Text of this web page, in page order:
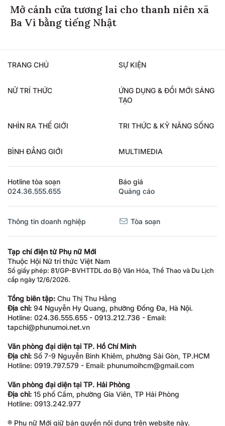
Mở cánh cửa tương lai cho thanh niên xã
Ba Vì bằng tiếng Nhật
TRANG CHỦ SỰ KIỆN
NỮ TRÍ THỨC
ỨNG DỤNG & ĐỔI MỚI SÁNG
TẠO
NHÌN RA THẾ GIỚI TRI THỨC & KỸ NĂNG SỐNG
BÌNH ĐẲNG GIỚI MULTIMEDIA
Hotline tòa soạn
024.36.555.655
Báo giá
Quảng cáo
Thông tin doanh nghiệp Tòa soạn
Tạp chí điện tử Phụ nữ Mới
Thuộc Hội Nữ trí thức Việt Nam
Số giấy phép: 81/GP-BVHTTDL do Bộ Văn Hóa, Thể Thao và Du Lịch
cấp ngày 12/6/2026.
Tổng biên tập: Chu Thị Thu Hằng
Địa chỉ: 94 Nguyễn Hy Quang, phường Đống Đa, Hà Nội.
Hotline: 024.36.555.655 - 0913.212.736 - Email:
tapchi@phunumoi.net.vn
Văn phòng đại diện tại TP. Hồ Chí Minh
Địa chỉ: Số 7-9 Nguyễn Bỉnh Khiêm, phường Sài Gòn, TP.HCM
Hotline: 0919.797.579 - Email: phunumoihcm@gmail.com
Văn phòng đại diện tại TP. Hải Phòng
Địa chỉ: 15 phố Cấm, phường Gia Viên, TP Hải Phòng
Hotline: 0913.242.977
® Phụ nữ Mới giữ bản quyền nội dung trên website này.